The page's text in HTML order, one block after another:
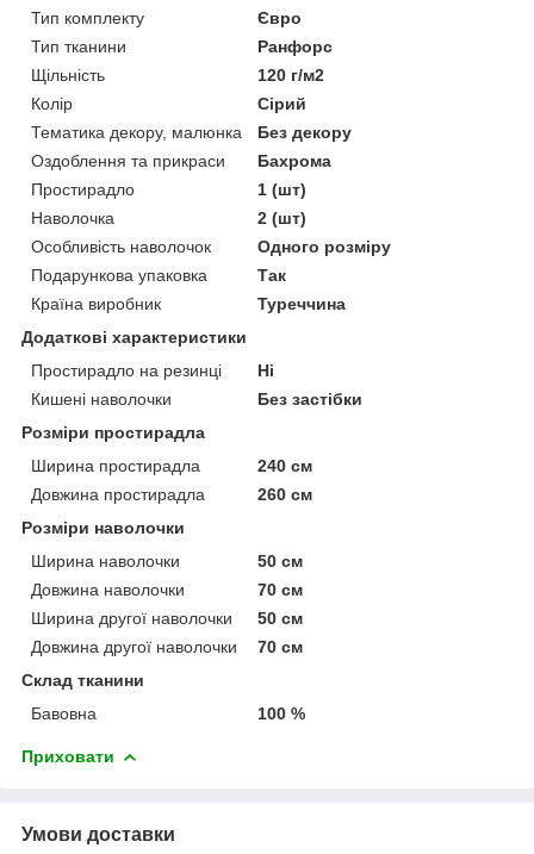
Тип комплекту
Євро
Тип тканини
Ранфорс
Щільність
120 г/м2
Колір
Сірий
Тематика декору, малюнка
Без декору
Оздоблення та прикраси
Бахрома
Простирадло
1 (шт)
Наволочка
2 (шт)
Особливість наволочок
Одного розміру
Подарункова упаковка
Так
Країна виробник
Туреччина
Додаткові характеристики
Простирадло на резинці
Ні
Кишені наволочки
Без застібки
Розміри простирадла
Ширина простирадла
240 см
Довжина простирадла
260 см
Розміри наволочки
Ширина наволочки
50 см
Довжина наволочки
70 см
Ширина другої наволочки
50 см
Довжина другої наволочки
70 см
Склад тканини
Бавовна
100 %
Приховати
Умови доставки